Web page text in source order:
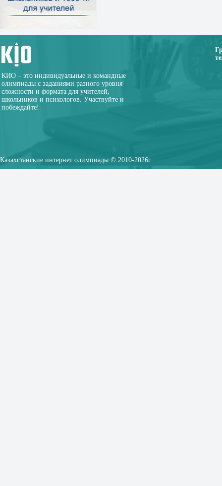
КИО – это индивидуальные и командные
олимпиады с заданиями разного уровня
сложности и формата для учителей,
школьников и психологов. Участвуйте и
побеждайте!
Казахстанские интернет олимпиады © 2010-2026г.